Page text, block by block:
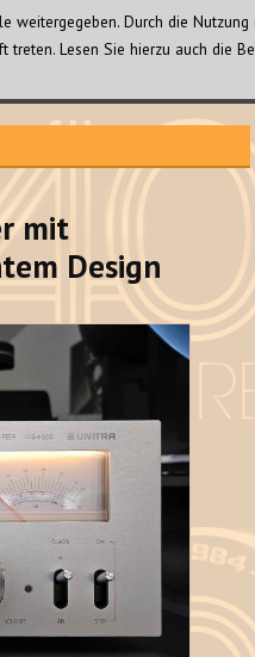
mit
Design
Durch die Nutzung
Lesen Sie hierzu auch die